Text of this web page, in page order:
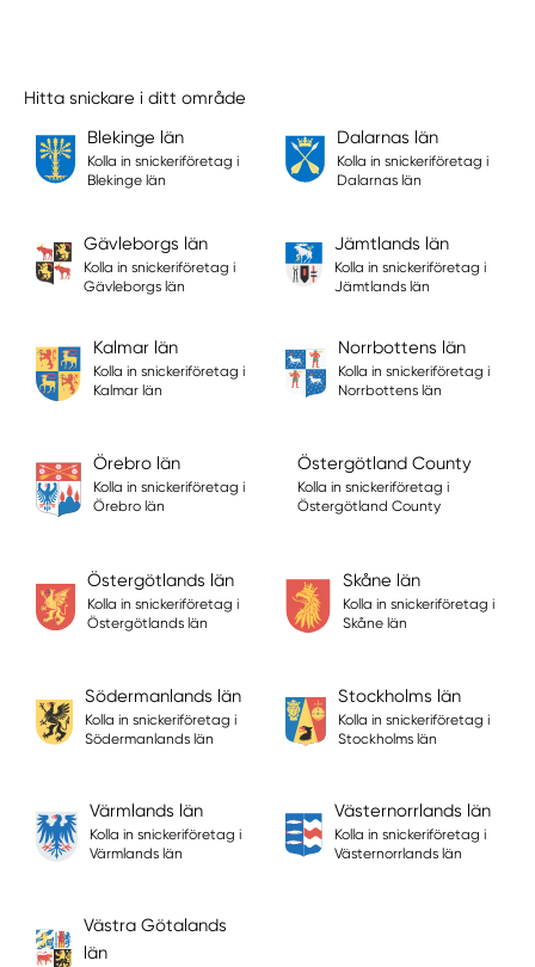
Hitta snickare i ditt område
Blekinge län
Kolla in snickeriföretag i
Blekinge län
Dalarnas län
Kolla in snickeriföretag i
Dalarnas län
Gävleborgs län
Kolla in snickeriföretag i
Gävleborgs län
Jämtlands län
Kolla in snickeriföretag i
Jämtlands län
Kalmar län
Kolla in snickeriföretag i
Kalmar län
Norrbottens län
Kolla in snickeriföretag i
Norrbottens län
Örebro län
Kolla in snickeriföretag i
Örebro län
Östergötland County
Kolla in snickeriföretag i
Östergötland County
Östergötlands län
Kolla in snickeriföretag i
Östergötlands län
Skåne län
Kolla in snickeriföretag i
Skåne län
Södermanlands län
Kolla in snickeriföretag i
Södermanlands län
Stockholms län
Kolla in snickeriföretag i
Stockholms län
Värmlands län
Kolla in snickeriföretag i
Värmlands län
Västernorrlands län
Kolla in snickeriföretag i
Västernorrlands län
Västra Götalands
län